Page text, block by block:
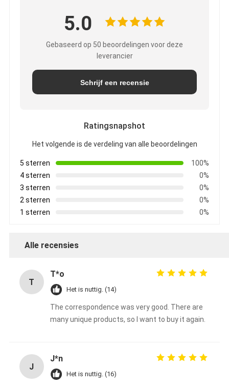
5.0
Gebaseerd op 50 beoordelingen voor deze
leverancier
Schrijf een recensie
Ratingsnapshot
Het volgende is de verdeling van alle beoordelingen
5 sterren
100%
4 sterren
0%
3 sterren
0%
2 sterren
0%
1 sterren
0%
Alle recensies
T
T*o
Het is nuttig. (14)
The correspondence was very good. There are
many unique products, so I want to buy it again.
J
J*n
Het is nuttig. (16)